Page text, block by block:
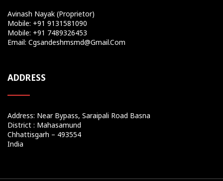
Avinash Nayak (Proprietor)
Mobile: +91 9131581090
Mobile: +91 7489326453
Email: Cgsandeshmsmd@gmail.com
ADDRESS
Address: Near Bypass, Saraipali Road Basna
District : Mahasamund
Chhattisgarh – 493554
India